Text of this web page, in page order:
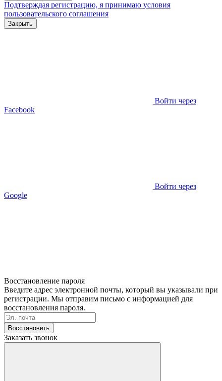
Подтверждая регистрацию, я принимаю условия
пользовательского соглашения
Закрыть
Войти через
Facebook
Войти через
Google
Восстановление пароля
Введите адрес электронной почты, который вы указывали при
регистрации. Мы отправим письмо с информацией для
восстановления пароля.
Восстановить
Заказать звонок